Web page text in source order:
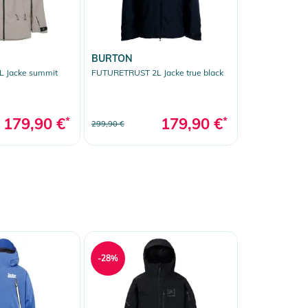
Jacke summit
179,90 €*
BURTON
FUTURETRUST 2L Jacke true black
299,90 € 179,90 €*
-28%